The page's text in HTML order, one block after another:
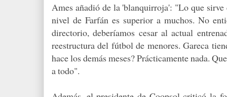
Ames añadió de la 'blanquirroja': "Lo que
nivel de Farfán es superior a muchos. No
directorio, deberíamos cesar al actual
reestructura del fútbol de menores. Gareca
hace los demás meses? Prácticamente nada.
a todo".